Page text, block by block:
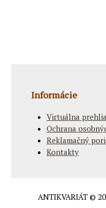
Informácie
Virtuálna
Ochrana
Reklamačný
Kontakty
ANTIKVARIÁT ©